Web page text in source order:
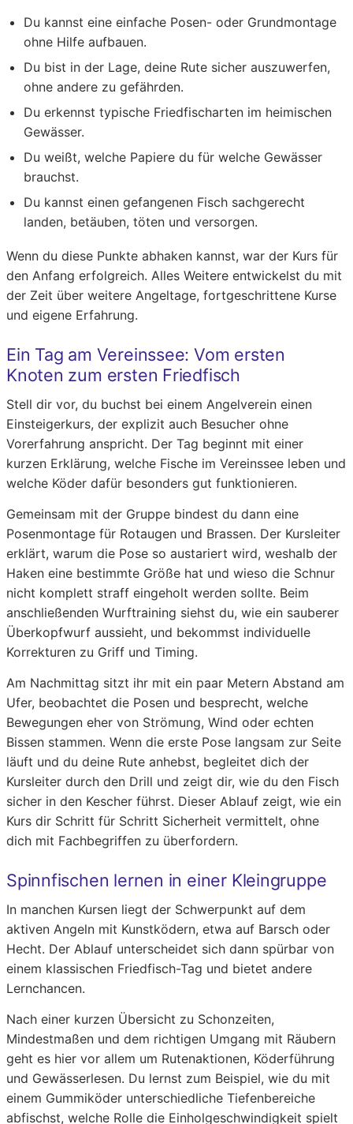
Du kannst eine einfache Posen- oder Grundmontage
ohne Hilfe aufbauen.
Du bist in der Lage, deine Rute sicher auszuwerfen,
ohne andere zu gefährden.
Du erkennst typische Friedfischarten im heimischen
Gewässer.
Du weißt, welche Papiere du für welche Gewässer
brauchst.
Du kannst einen gefangenen Fisch sachgerecht
landen, betäuben, töten und versorgen.
Wenn du diese Punkte abhaken kannst, war der Kurs für
den Anfang erfolgreich. Alles Weitere entwickelst du mit
der Zeit über weitere Angeltage, fortgeschrittene Kurse
und eigene Erfahrung.
Ein Tag am Vereinssee: Vom ersten
Knoten zum ersten Friedfisch
Stell dir vor, du buchst bei einem Angelverein einen
Einsteigerkurs, der explizit auch Besucher ohne
Vorerfahrung anspricht. Der Tag beginnt mit einer
kurzen Erklärung, welche Fische im Vereinssee leben und
welche Köder dafür besonders gut funktionieren.
Gemeinsam mit der Gruppe bindest du dann eine
Posenmontage für Rotaugen und Brassen. Der Kursleiter
erklärt, warum die Pose so austariert wird, weshalb der
Haken eine bestimmte Größe hat und wieso die Schnur
nicht komplett straff eingeholt werden sollte. Beim
anschließenden Wurftraining siehst du, wie ein sauberer
Überkopfwurf aussieht, und bekommst individuelle
Korrekturen zu Griff und Timing.
Am Nachmittag sitzt ihr mit ein paar Metern Abstand am
Ufer, beobachtet die Posen und besprecht, welche
Bewegungen eher von Strömung, Wind oder echten
Bissen stammen. Wenn die erste Pose langsam zur Seite
läuft und du deine Rute anhebst, begleitet dich der
Kursleiter durch den Drill und zeigt dir, wie du den Fisch
sicher in den Kescher führst. Dieser Ablauf zeigt, wie ein
Kurs dir Schritt für Schritt Sicherheit vermittelt, ohne
dich mit Fachbegriffen zu überfordern.
Spinnfischen lernen in einer Kleingruppe
In manchen Kursen liegt der Schwerpunkt auf dem
aktiven Angeln mit Kunstködern, etwa auf Barsch oder
Hecht. Der Ablauf unterscheidet sich dann spürbar von
einem klassischen Friedfisch-Tag und bietet andere
Lernchancen.
Nach einer kurzen Übersicht zu Schonzeiten,
Mindestmaßen und dem richtigen Umgang mit Räubern
geht es hier vor allem um Rutenaktionen, Köderführung
und Gewässerlesen. Du lernst zum Beispiel, wie du mit
einem Gummiköder unterschiedliche Tiefenbereiche
abfischst, welche Rolle die Einholgeschwindigkeit spielt